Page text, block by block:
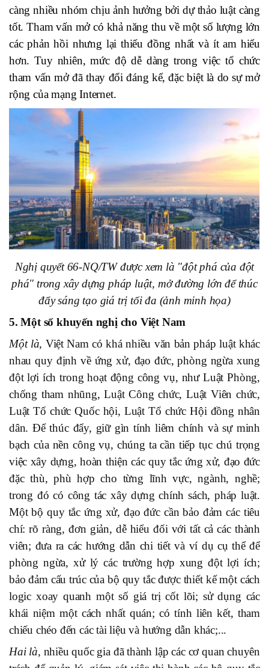
càng nhiều nhóm chịu ảnh hưởng bởi dự thảo luật càng
tốt. Tham vấn mở có khả năng thu về một số lượng lớn
các phản hồi nhưng lại thiếu đồng nhất và ít am hiểu
hơn. Tuy nhiên, mức độ dễ dàng trong việc tổ chức
tham vấn mở đã thay đổi đáng kể, đặc biệt là do sự mở
rộng của mạng Internet.
Nghị quyết 66-NQ/TW được xem là "đột phá của đột
phá" trong xây dựng pháp luật, mở đường lớn để thúc
đẩy sáng tạo giá trị tối đa (ảnh minh họa)
5. Một số khuyến nghị cho Việt Nam
Một là, Việt Nam có khá nhiều văn bản pháp luật khác
nhau quy định về ứng xử, đạo đức, phòng ngừa xung
đột lợi ích trong hoạt động công vụ, như Luật Phòng,
chống tham nhũng, Luật Công chức, Luật Viên chức,
Luật Tổ chức Quốc hội, Luật Tổ chức Hội đồng nhân
dân. Để thúc đẩy, giữ gìn tính liêm chính và sự minh
bạch của nền công vụ, chúng ta cần tiếp tục chú trọng
việc xây dựng, hoàn thiện các quy tắc ứng xử, đạo đức
đặc thù, phù hợp cho từng lĩnh vực, ngành, nghề;
trong đó có công tác xây dựng chính sách, pháp luật.
Một bộ quy tắc ứng xử, đạo đức cần bảo đảm các tiêu
chí: rõ ràng, đơn giản, dễ hiểu đối với tất cả các thành
viên; đưa ra các hướng dẫn chi tiết và ví dụ cụ thể để
phòng ngừa, xử lý các trường hợp xung đột lợi ích;
bảo đảm cấu trúc của bộ quy tắc được thiết kế một cách
logic xoay quanh một số giá trị cốt lõi; sử dụng các
khái niệm một cách nhất quán; có tính liên kết, tham
chiếu chéo đến các tài liệu và hướng dẫn khác;...
Hai là, nhiều quốc gia đã thành lập các cơ quan chuyên